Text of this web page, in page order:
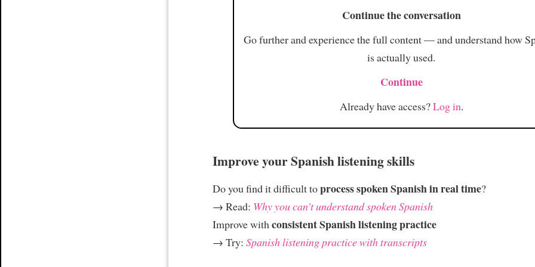
Continue the conversation
Go further and experience the full content — and understand how
is actually used.
Continue
Already have access?Log in.
Improve your Spanish listening skills
Do you find it difficult toprocess spoken Spanish in real time?
→ Read: Why you can't understand spoken Spanish
Improve withconsistent Spanish listening practice
→ Try: Spanish listening practice with transcripts